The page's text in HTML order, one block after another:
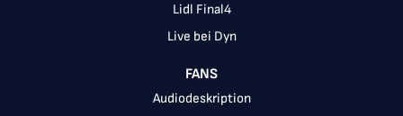
Lidl Final4
Live bei Dyn
FANS
Audiodeskription